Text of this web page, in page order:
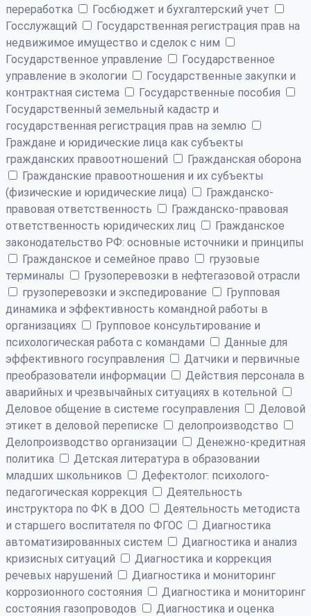
переработка
Госбюджет и бухгалтерский учет
Госслужащий
Государственная регистрация прав на
недвижимое имущество и сделок с ним
Государственное управление
Государственное
управление в экологии
Государственные закупки и
контрактная система
Государственные пособия
Государственный земельный кадастр и
государственная регистрация прав на землю
Граждане и юридические лица как субъекты
гражданских правоотношений
Гражданская оборона
Гражданские правоотношения и их субъекты
(физические и юридические лица)
Гражданско-
правовая ответственность
Гражданско-правовая
ответственность юридических лиц
Гражданское
законодательство РФ: основные источники и принципы
Гражданское и семейное право
грузовые
терминалы
Грузоперевозки в нефтегазовой отрасли
грузоперевозки и экспедирование
Групповая
динамика и эффективность командной работы в
организациях
Групповое консультирование и
психологическая работа с командами
Данные для
эффективного госуправления
Датчики и первичные
преобразователи информации
Действия персонала в
аварийных и чрезвычайных ситуациях в котельной
Деловое общение в системе госуправления
Деловой
этикет в деловой переписке
делопроизводство
Делопроизводство организации
Денежно-кредитная
политика
Детская литература в образовании
младших школьников
Дефектолог: психолого-
педагогическая коррекция
Деятельность
инструктора по ФК в ДОО
Деятельность методиста
и старшего воспитателя по ФГОС
Диагностика
автоматизированных систем
Диагностика и анализ
кризисных ситуаций
Диагностика и коррекция
речевых нарушений
Диагностика и мониторинг
коррозионного состояния
Диагностика и мониторинг
состояния газопроводов
Диагностика и оценка